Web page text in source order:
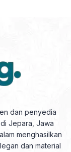
dan penyedia
Jepara, Jawa
menghasilkan
dan material